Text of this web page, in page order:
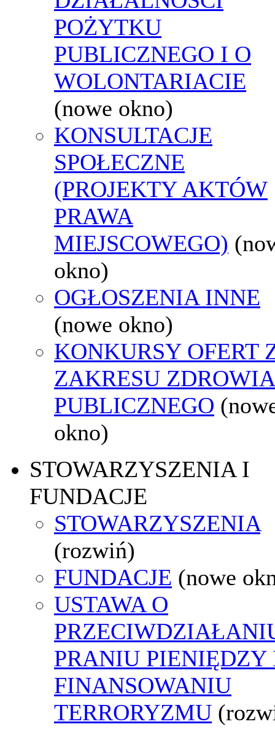
POŻYTKU
PUBLICZNEGO I O
WOLONTARIACIE
(nowe okno)
KONSULTACJE
SPOŁECZNE
(PROJEKTY AKTÓW
PRAWA
MIEJSCOWEGO)
okno)
OGŁOSZENIA INNE
(nowe okno)
KONKURSY OFERT
ZAKRESU ZDROWIA
PUBLICZNEGO
okno)
STOWARZYSZENIA I
FUNDACJE
STOWARZYSZENIA
(rozwiń)
FUNDACJE (nowe
USTAWA O
PRANIU PIENIĘDZY
FINANSOWANIU
TERRORYZMU